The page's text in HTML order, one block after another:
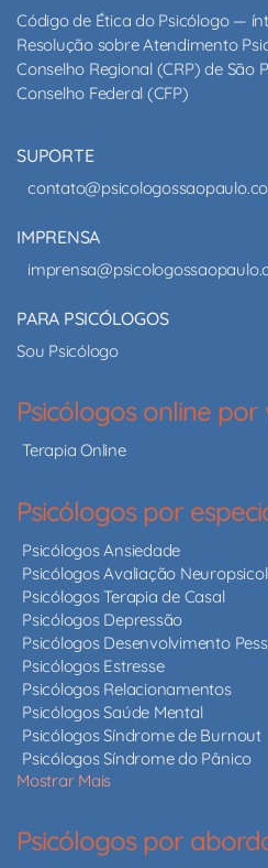
Código de Ética do Psicólogo —
Resolução sobre Atendimento
Conselho Regional (CRP) de São
Conselho Federal (CFP)
SUPORTE
IMPRENSA
PARA PSICÓLOGOS
Sou Psicólogo
Psicólogos online
Terapia Online
Psicólogos por
Psicólogos Ansiedade
Psicólogos Avaliação
Psicólogos Terapia de Casal
Psicólogos Depressão
Psicólogos Desenvolvimento
Psicólogos Estresse
Psicólogos Relacionamentos
Psicólogos Saúde Mental
Psicólogos Síndrome de Burnout
Psicólogos Síndrome do Pânico
Mostrar Mais
Psicólogos por